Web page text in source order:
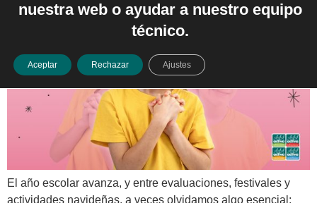
El año escolar avanza, y entre evaluaciones, festivales y
actividades navideñas, a veces olvidamos algo esencial:
nuestra web o ayudar a nuestro equipo
técnico.
Aceptar Rechazar Ajustes